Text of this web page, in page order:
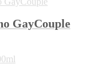
GayCouple